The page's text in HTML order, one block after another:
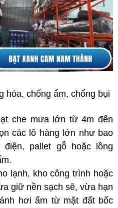
hóa, chống ẩm, chống bụi
che mưa lớn từ 4m đến
các lô hàng lớn như bao
pallet gỗ hoặc lồng
lạnh, kho công trình hoặc
giữ nền sạch sẽ, vừa hạn
hơi ẩm từ mặt đất bốc